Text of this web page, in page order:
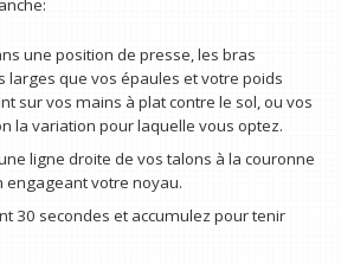
une position de presse, les bras
larges que vos épaules et votre poids
sur vos mains à plat contre le sol, ou vos
la variation pour laquelle vous optez.
ligne droite de vos talons à la couronne
engageant votre noyau.
30 secondes et accumulez pour tenir